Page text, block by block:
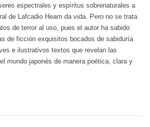
espectrales y espíritus sobrenaturales a
de Lafcadio Hearn da vida. Pero no se trata
de terror al uso, pues el autor ha sabido
de ficción exquisitos bocados de sabiduría
e ilustrativos textos que revelan las
mundo japonés de manera poética, clara y